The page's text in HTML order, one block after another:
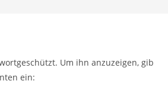
Um ihn anzuzeigen, gib
ein: